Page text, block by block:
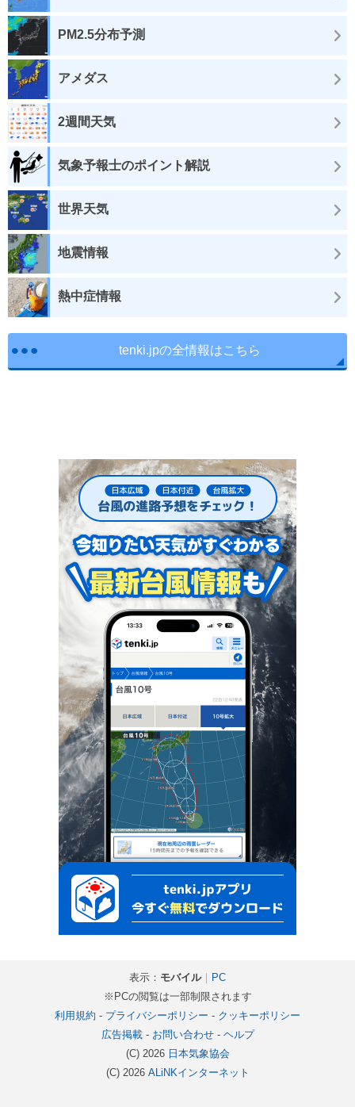
PM2.5分布予測
アメダス
2週間天気
気象予報士のポイント解説
世界天気
地震情報
熱中症情報
tenki.jpの全情報はこちら
表示： モバイル｜ PC
※PCの閲覧は一部制限されます
利用規約 - プライバシーポリシー - クッキーポリシー
広告掲載- お問い合わせ- ヘルプ
(C) 2026 日本気象協会
(C) 2026 ALiNKインターネット